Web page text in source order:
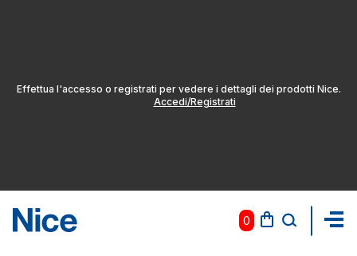
Effettua l'accesso o registrati per vedere i dettagli dei prodotti Nice.
Accedi/Registrati
0